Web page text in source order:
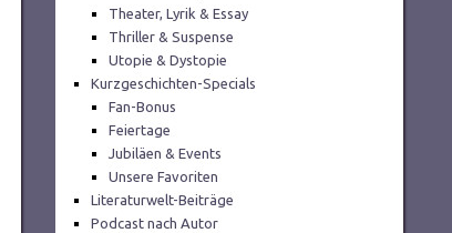
Theater, Lyrik & Essay
Thriller & Suspense
Utopie & Dystopie
Kurzgeschichten-Specials
Fan-Bonus
Feiertage
Jubiläen & Events
Unsere Favoriten
Literaturwelt-Beiträge
Podcast nach Autor